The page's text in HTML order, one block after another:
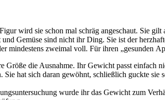
wird sie schon mal schräg angeschaut. Sie
Gemüse sind nicht ihr Ding. Sie ist der
mindestens zweimal voll. Für ihren „gesunden
Größe die Ausnahme. Ihr Gewicht passt einfach
hat sich daran gewöhnt, schließlich guckte sie
wurde ihr das Gewicht zum